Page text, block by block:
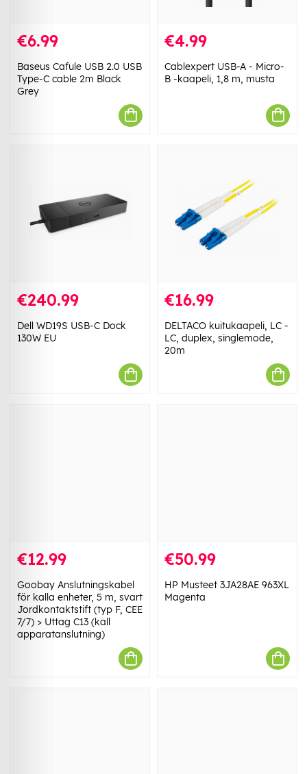
€6.99
Baseus Cafule USB 2.0 USB
Type-C cable 2m Black
Grey
€4.99
Cablexpert USB-A - Micro-
B -kaapeli, 1,8 m, musta
€240.99
Dell WD19S USB-C Dock
130W EU
€16.99
DELTACO kuitukaapeli, LC -
LC, duplex, singlemode,
20m
€12.99
Goobay Anslutningskabel
för kalla enheter, 5 m, svart
Jordkontaktstift (typ F, CEE
7/7) > Uttag C13 (kall
apparatanslutning)
€50.99
HP Musteet 3JA28AE 963XL
Magenta